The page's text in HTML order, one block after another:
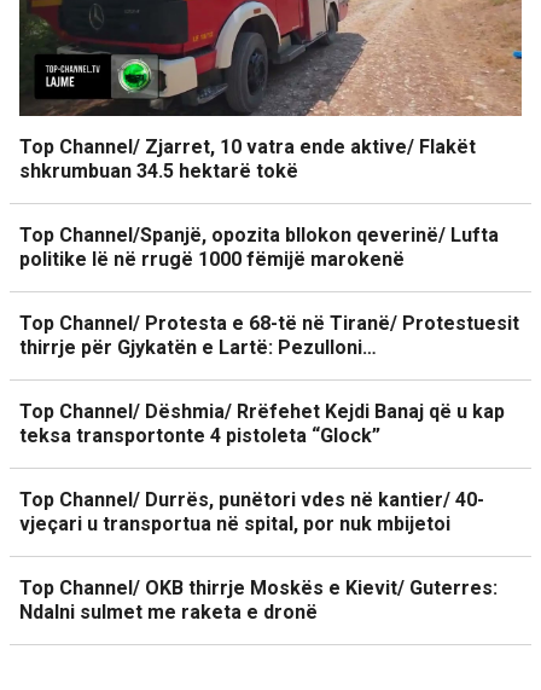
Top Channel/ Zjarret, 10 vatra ende aktive/ Flakët
shkrumbuan 34.5 hektarë tokë
Top Channel/Spanjë, opozita bllokon qeverinë/ Lufta
politike lë në rrugë 1000 fëmijë marokenë
Top Channel/ Protesta e 68-të në Tiranë/ Protestuesit
thirrje për Gjykatën e Lartë: Pezulloni…
Top Channel/ Dëshmia/ Rrëfehet Kejdi Banaj që u kap
teksa transportonte 4 pistoleta “Glock”
Top Channel/ Durrës, punëtori vdes në kantier/ 40-
vjeçari u transportua në spital, por nuk mbijetoi
Top Channel/ OKB thirrje Moskës e Kievit/ Guterres:
Ndalni sulmet me raketa e dronë